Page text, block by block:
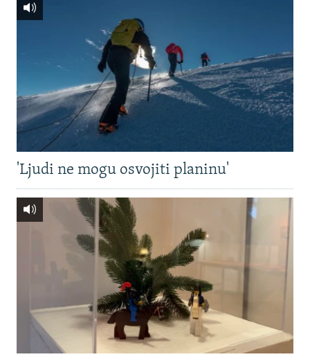
'Ljudi ne mogu osvojiti planinu'